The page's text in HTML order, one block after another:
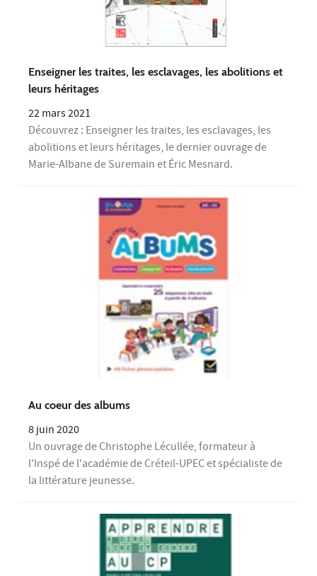
Enseigner les traites, les esclavages, les abolitions et
leurs héritages
22 mars 2021
Découvrez : Enseigner les traites, les esclavages, les
abolitions et leurs héritages, le dernier ouvrage de
Marie-Albane de Suremain et Éric Mesnard.
Au coeur des albums
8 juin 2020
Un ouvrage de Christophe Lécullée, formateur à
l'Inspé de l'académie de Créteil-UPEC et spécialiste de
la littérature jeunesse.